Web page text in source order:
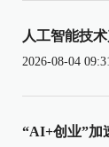
人工智能技
2026-08-04
“AI+创业”加